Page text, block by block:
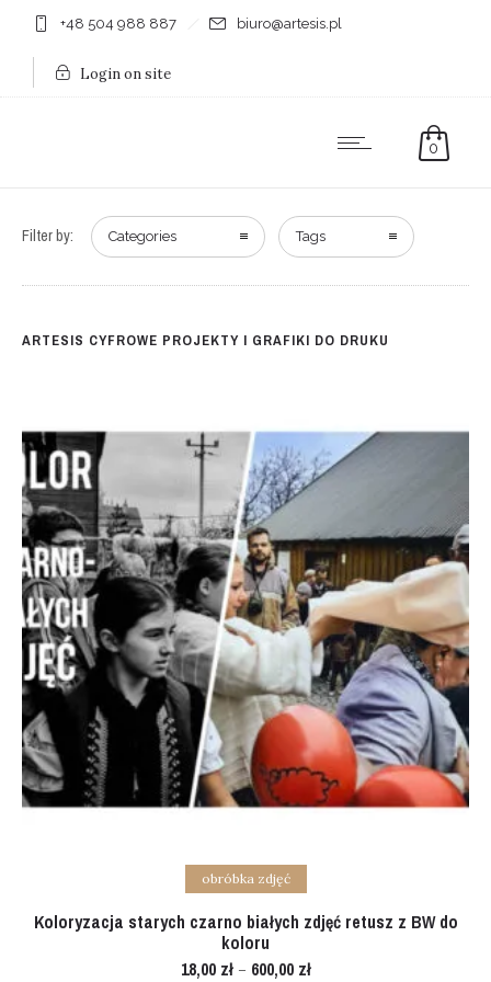
+48 504 988 887 biuro@artesis.pl
Login on site
0
Filter by: Categories Tags
ARTESIS CYFROWE PROJEKTY I GRAFIKI DO DRUKU
Select options
obróbka zdjęć
Koloryzacja starych czarno białych zdjęć retusz z BW do
koloru
18,00 zł– 600,00 zł